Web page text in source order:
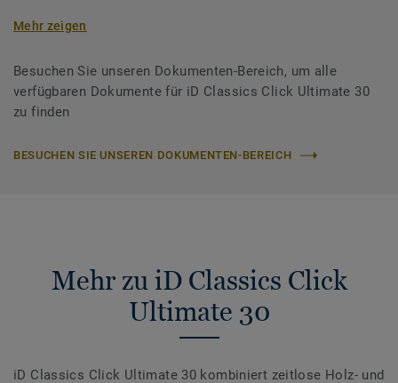
Mehr zeigen
Besuchen Sie unseren Dokumenten-Bereich, um alle
verfügbaren Dokumente für iD Classics Click Ultimate 30
zu finden
BESUCHEN SIE UNSEREN DOKUMENTEN-BEREICH
Mehr zu iD Classics Click
Ultimate 30
iD Classics Click Ultimate 30 kombiniert zeitlose Holz- und